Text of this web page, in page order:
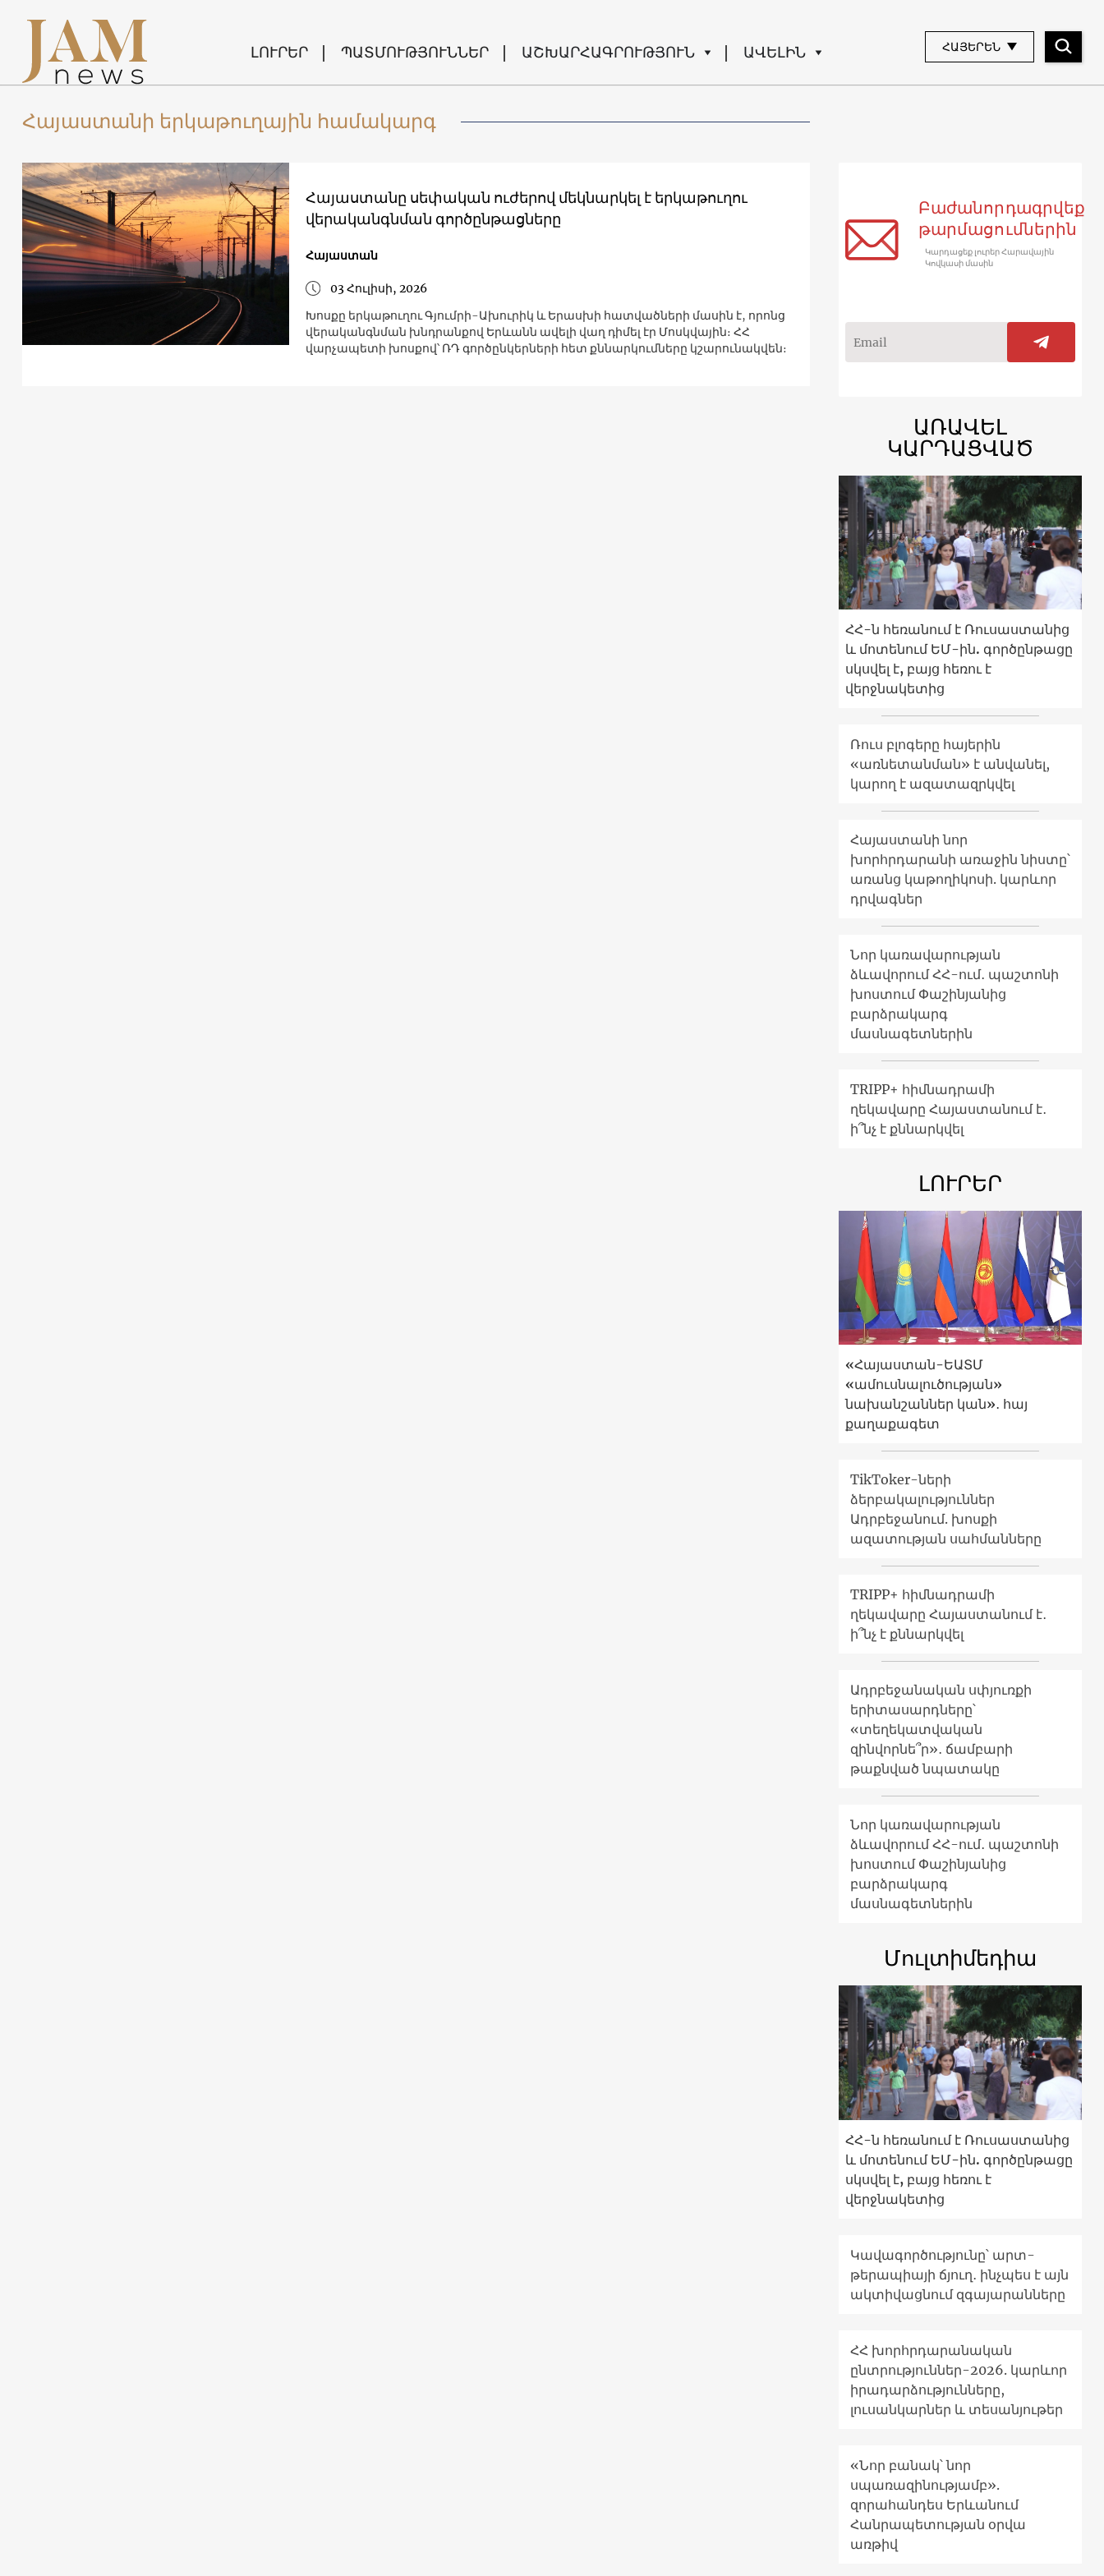
ԼՈՒՐԵՐ ՊԱՏՄՈՒԹՅՈՒՆՆԵՐ ԱՇԽԱՐՀԱԳՐՈՒԹՅՈՒՆ ԱՎԵԼԻՆ ՀԱՅԵՐԵՆ
Հայաստանի երկաթուղային համակարգ
Հայաստանը սեփական ուժերով մեկնարկել է երկաթուղու
վերականգնման գործընթացները
Հայաստան
03 Հուլիսի, 2026
Խոսքը երկաթուղու Գյումրի-Ախուրիկ և Երասխի հատվածների մասին է, որոնց
վերականգնման խնդրանքով Երևանն ավելի վաղ դիմել էր Մոսկվային։ ՀՀ
վարչապետի խոսքով՝ ՌԴ գործընկերների հետ քննարկումները կշարունակվեն։
Բաժանորդագրվեք
թարմացումներին
Կարդացեք լուրեր Հարավային
Կովկասի մասին
ԱՌԱՎԵԼ
ԿԱՐԴԱՑՎԱԾ
ՀՀ-ն հեռանում է Ռուսաստանից
և մոտենում ԵՄ-ին. գործընթացը
սկսվել է, բայց հեռու է
վերջնակետից
Ռուս բլոգերը հայերին
«առնետանման» է անվանել,
կարող է ազատազրկվել
Հայաստանի նոր
խորհրդարանի առաջին նիստը՝
առանց կաթողիկոսի. կարևոր
դրվագներ
Նոր կառավարության
ձևավորում ՀՀ-ում․ պաշտոնի
խոստում Փաշինյանից
բարձրակարգ
մասնագետներին
TRIPP+ հիմնադրամի
ղեկավարը Հայաստանում է․
ի՞նչ է քննարկվել
ԼՈՒՐԵՐ
«Հայաստան-ԵԱՏՄ
«ամուսնալուծության»
նախանշաններ կան»․ հայ
քաղաքագետ
TikToker-ների
ձերբակալություններ
Ադրբեջանում. խոսքի
ազատության սահմանները
TRIPP+ հիմնադրամի
ղեկավարը Հայաստանում է․
ի՞նչ է քննարկվել
Ադրբեջանական սփյուռքի
երիտասարդները՝
«տեղեկատվական
զինվորնե՞ր»․ ճամբարի
թաքնված նպատակը
Նոր կառավարության
ձևավորում ՀՀ-ում․ պաշտոնի
խոստում Փաշինյանից
բարձրակարգ
մասնագետներին
Մուլտիմեդիա
ՀՀ-ն հեռանում է Ռուսաստանից
և մոտենում ԵՄ-ին. գործընթացը
սկսվել է, բայց հեռու է
վերջնակետից
Կավագործությունը՝ արտ-
թերապիայի ճյուղ․ ինչպես է այն
ակտիվացնում զգայարանները
ՀՀ խորհրդարանական
ընտրություններ-2026. կարևոր
իրադարձությունները,
լուսանկարներ և տեսանյութեր
«Նոր բանակ՝ նոր
սպառազինությամբ».
զորահանդես Երևանում
Հանրապետության օրվա
առթիվ